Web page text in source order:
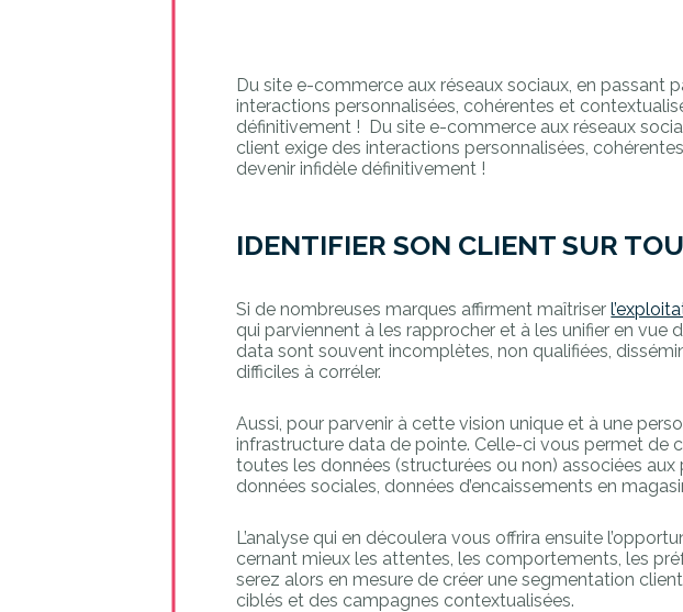
Du site e-commerce aux réseaux sociaux, en passant
interactions personnalisées, cohérentes et
définitivement ! Du site e-commerce aux réseaux
client exige des interactions personnalisées,
devenir infidèle définitivement !
IDENTIFIER SON CLIENT SUR
Si de nombreuses marques affirment maîtriser
qui parviennent à les rapprocher et à les unifier en vue
data sont souvent incomplètes, non qualifiées,
difficiles à corréler.
Aussi, pour parvenir à cette vision unique et à une
infrastructure data de pointe. Celle-ci vous permet de
toutes les données (structurées ou non) associées
données sociales, données d’encaissements en
L’analyse qui en découlera vous offrira ensuite
cernant mieux les attentes, les comportements, les
serez alors en mesure de créer une segmentation
ciblés et des campagnes contextualisées.